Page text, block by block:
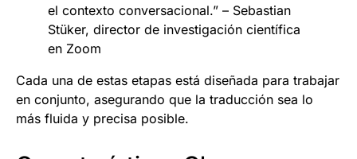
el contexto conversacional.” – Sebastian
Stüker, director de investigación científica
en Zoom
Cada una de estas etapas está diseñada para trabajar
en conjunto, asegurando que la traducción sea lo
más fluida y precisa posible.